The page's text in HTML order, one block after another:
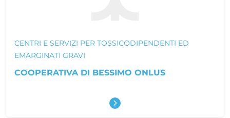
CENTRI E SERVIZI PER TOSSICODIPENDENTI ED
EMARGINATI GRAVI
COOPERATIVA DI BESSIMO ONLUS
Scopri di più